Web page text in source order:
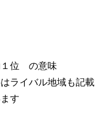
１位 の意味
ライバル地域も記載
す